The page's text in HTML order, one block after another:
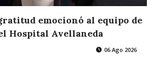
emocionó al equipo de
Hospital Avellaneda
06 Ago 2026